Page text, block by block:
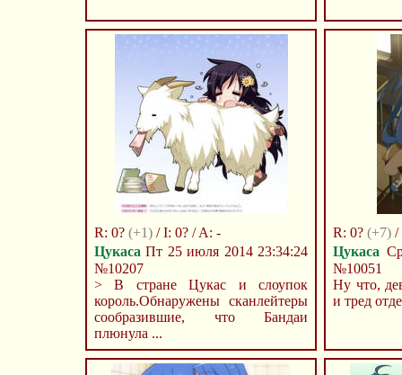
R: 0? (+1) / I: 0? / A: -
Цукаса Пт 25 июля 2014 23:34:24
№10207
> В стране Цукас и слоупок
король.Обнаружены сканлейтеры
сообразившие, что Бандаи
плюнула ...
R: 0? (+7) /
Цукаса
№10051
Ну что,
и тред